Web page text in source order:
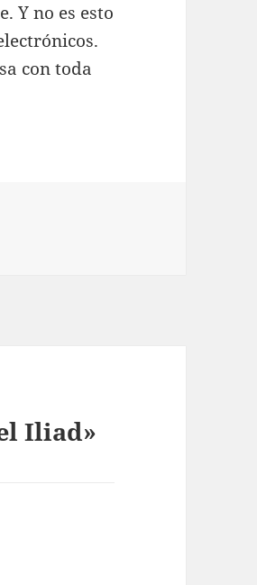
Y no es esto
con toda
Iliad»